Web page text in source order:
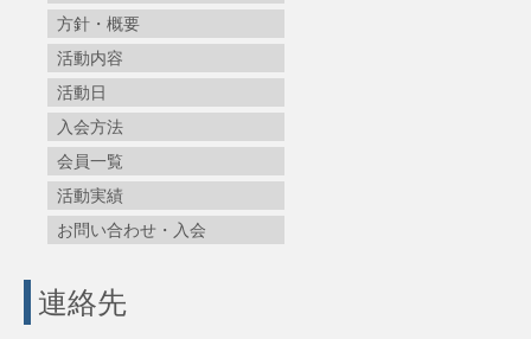
方針・概要
活動内容
活動日
入会方法
会員一覧
活動実績
お問い合わせ・入会
連絡先